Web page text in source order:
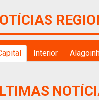
Interior